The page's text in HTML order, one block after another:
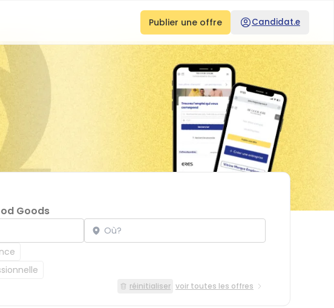
Publier une offre Candidat.e
Goods
Localisation
réinitialiser voir toutes les offres